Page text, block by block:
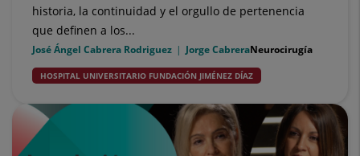
historia, la continuidad y el orgullo de pertenencia
que definen a los...
José Ángel Cabrera Rodriguez Jorge CabreraNeurocirugía
HOSPITAL UNIVERSITARIO FUNDACIÓN JIMÉNEZ DÍAZ